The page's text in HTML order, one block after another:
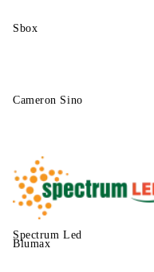
Sbox
Cameron Sino
Spectrum Led
Blumax